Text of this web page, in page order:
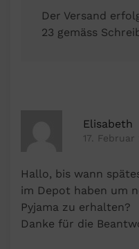
Der Versand
23 gemäss
Elisabeth
17.
Hallo, bis wann
im Depot haben um
Pyjama zu erhalten?
Danke für die